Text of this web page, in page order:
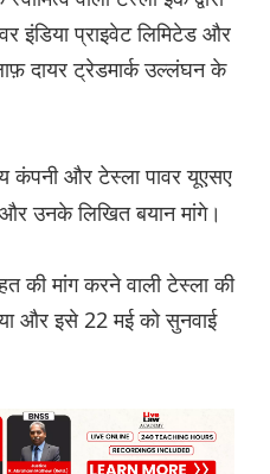
इंडिया प्राइवेट लिमिटेड और
दायर ट्रेडमार्क उल्लंघन के
कंपनी और टेस्ला पावर यूएसए
उनके लिखित बयान मांगे।
की मांग करने वाली टेस्ला की
और इसे 22 मई को सुनवाई